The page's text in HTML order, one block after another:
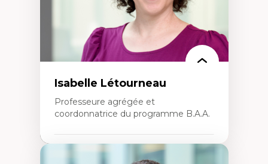
Isabelle Létourneau
Professeure agrégée et
coordonnatrice du programme B.A.A.
Expertises